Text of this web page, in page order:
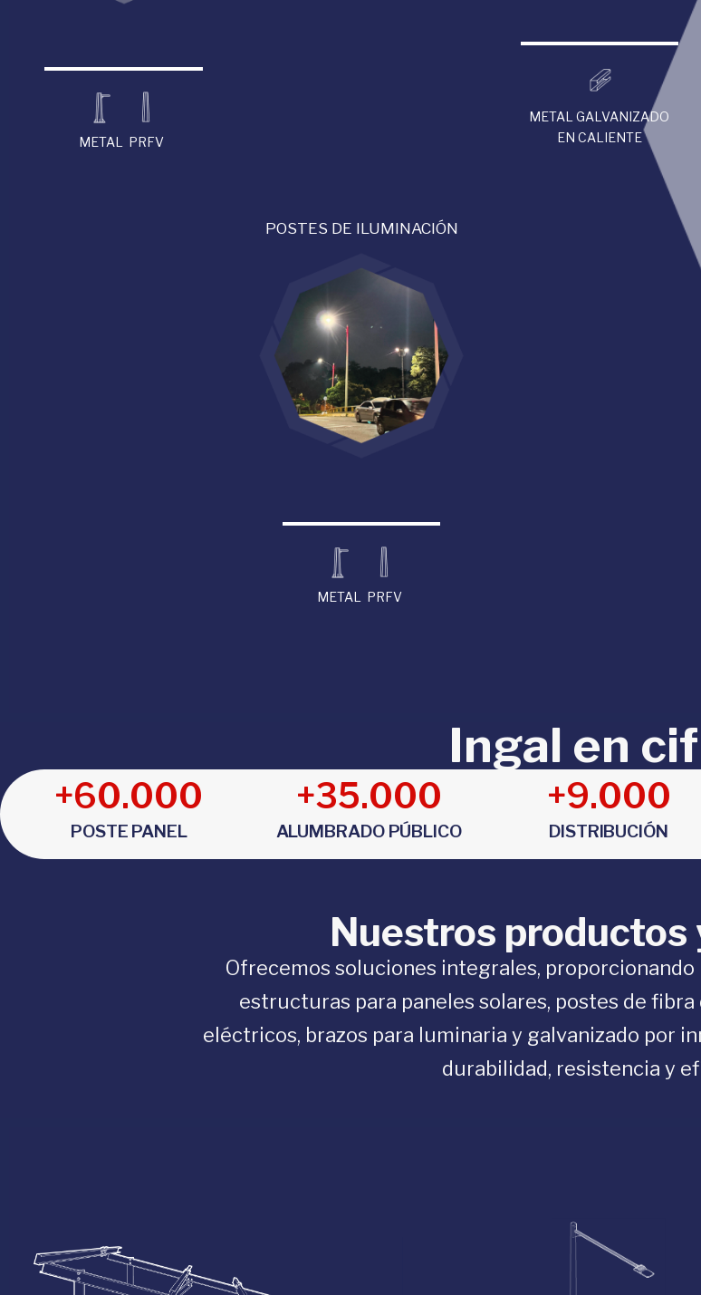
METAL PRFV
POSTES DE ILUMINACIÓN
METAL PRFV
METAL GALVANIZADO
EN CALIENTE
Ingal en
POSTE PANEL
+60.000
ALUMBRADO PÚBLICO
+35.000
DISTRIBUCIÓN
+9.000
Nuestros productos
Ofrecemos soluciones integrales,
estructuras para paneles solares, postes de
eléctricos, brazos para luminaria y galvanizado por
durabilidad, resistencia y